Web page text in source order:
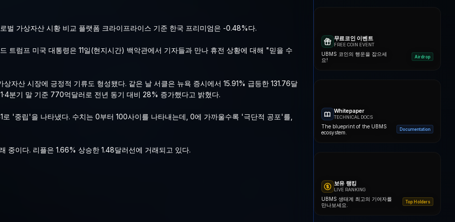
벌 가상자산 시황 비교 플랫폼 크라이프라이스 기준 한국 프리미엄은 -0.48%다.
트럼프 미국 대통령은 11일(현지시간) 백악관에서 기자들과 만나 휴전 상황에 대해 "믿을 수
자산 시장에 긍정적 기류도 형성됐다. 같은 날 서클은 뉴욕 증시에서 15.91% 급등한 131.76달
분기 말 기준 770억달러로 전년 동기 대비 28% 증가했다고 밝혔다.
'중립'을 나타냈다. 수치는 0부터 100사이를 나타내는데, 0에 가까울수록 '극단적 공포'를,
중이다. 리플은 1.66% 상승한 1.48달러선에 거래되고 있다.
무료코인 이벤트
FREE COIN EVENT
UBMS 코인의 행운을 잡으세
요!
Airdrop
Whitepaper
TECHNICAL DOCS
The blueprint of the UBMS
ecosystem.
Documentation
보유 랭킹
LIVE RANKING
UBMS 생태계 최고의 기여자를
만나보세요.
Top Holders